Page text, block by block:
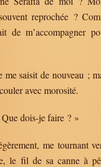
reprochée ?
de m’accompagner
saisit de nouveau ;
avec morosité.
dois-je faire ? »
me tournant
le fil de sa canne à